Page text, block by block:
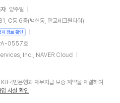
양주일
C동 6층(백현동, 판교테크원타워)
자 정보 확인
A-0557호
Inc., NAVER Cloud
국민은행과 채무지급 보증 계약을 체결하여
사실 확인